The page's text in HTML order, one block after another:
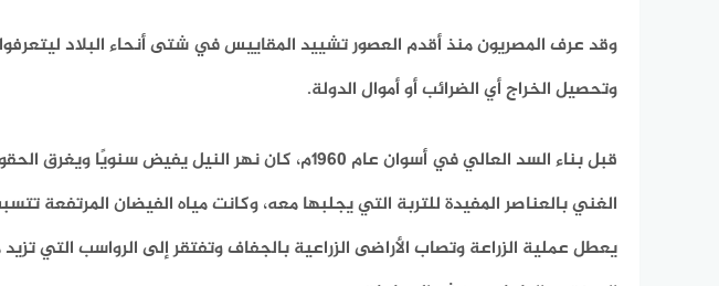
وقد عرف المصريون منذ أقدم العصور تشييد المقاييس في شتى أنحاء البلاد ليتعرفوا
وتحصيل الخراج أي الضرائب أو أموال الدولة.
قبل بناء السد العالي في أسوان عام 1960م، كان نهر
الغني بالعناصر المفيدة للتربة التي يجلبها معه، وكانت مياه الفيضان المرتفعة
يعطل عملية الزراعة وتصاب الأراضى الزراعية بالجفاف وتفتقر إلى الرواسب التي